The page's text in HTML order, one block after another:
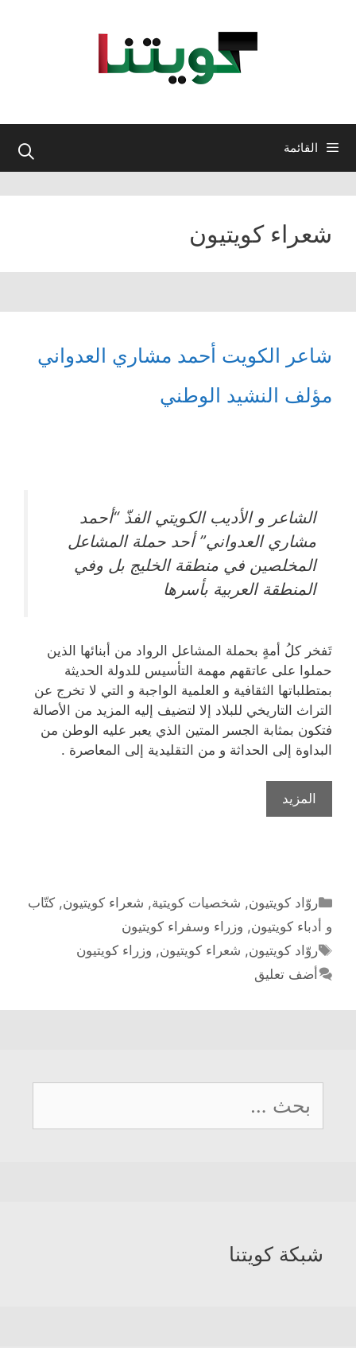
القائمة
شعراء كويتيون
شاعر الكويت أحمد مشاري العدواني
مؤلف النشيد الوطني
الشاعر و الأديب الكويتي الفذّ “أحمد
مشاري العدواني” أحد حملة المشاعل
المخلصين في منطقة الخليج بل وفي
المنطقة العربية بأسرها
تَفخر كلُ أمةٍ بحملة المشاعل الرواد من أبنائها الذين
حملوا على عاتقهم مهمة التأسيس للدولة الحديثة
بمتطلباتها الثقافية و العلمية الواجبة و التي لا تخرج عن
التراث التاريخي للبلاد إلا لتضيف إليه المزيد من الأصالة
فتكون بمثابة الجسر المتين الذي يعبر عليه الوطن من
البداوة إلى الحداثة و من التقليدية إلى المعاصرة .
المزيد
الكويت
مؤلف
الوطني
التصنيفات
روّاد كويتيون, شخصيات كويتية, شعراء كويتيون, كتّاب
و أدباء كويتيون, وزراء وسفراء كويتيون
الوسوم
روّاد كويتيون, شعراء كويتيون, وزراء كويتيون
أضف تعليق
البحث
عن:
شبكة كويتنا